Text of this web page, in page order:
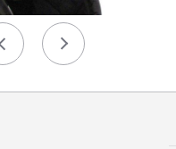
PrécédentSuivant